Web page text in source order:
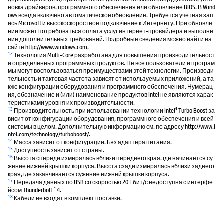
новка драйверов, программного обеспечения или обновление BIOS. В Wind
ows всегда включено автоматическое обновление. Требуется учетная зап
ись Microsoft и высокоскоростное подключение к Интернету. При обновле
нии может потребоваться оплата услуг интернет-провайдера и выполне
ние дополнительных требований. Подробные сведения можно найти на
сайте http://www.windows.com.
12Технология Multi-Core разработана для повышения производительност
и определенных программных продуктов. Не все пользователи и програм
мы могут воспользоваться преимуществами этой технологии. Производи
тельность и тактовая частота зависят от используемых приложений, а та
кже конфигурации оборудования и программного обеспечения. Нумерац
ия, обозначение и (или) наименование продуктов Intel не являются харак
теристиками уровня их производительности.
13 Производительность при использовании технологии Intel®Turbo Boost за
висит от конфигурации оборудования, программного обеспечения и всей
системы в целом. Дополнительную информацию см. по адресу http://www.i
ntel.com/technology/turboboost/.
14 Масса зависит от конфигурации. Без адаптера питания.
15Доступность зависит от страны.
16 Высота спереди измерялась вблизи переднего края, где начинается су
жение нижней крышки корпуса. Высота сзади измерялась вблизи заднего
края, где заканчивается сужение нижней крышки корпуса.
17 Передача данных по USB со скоростью 20 Гбит/с недоступна с интерфе
йсом Thunderbolt™4.
18 Кабели не входят в комплект поставки.